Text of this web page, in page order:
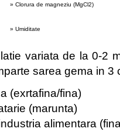
» Clorura de magneziu (MgCl2)
» Umiditate
variata de la 0-2
sarea gema in 3
(exrtafina/fina)
(marunta)
alimentara